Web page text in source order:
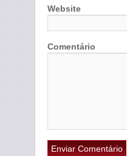
Website
Comentário